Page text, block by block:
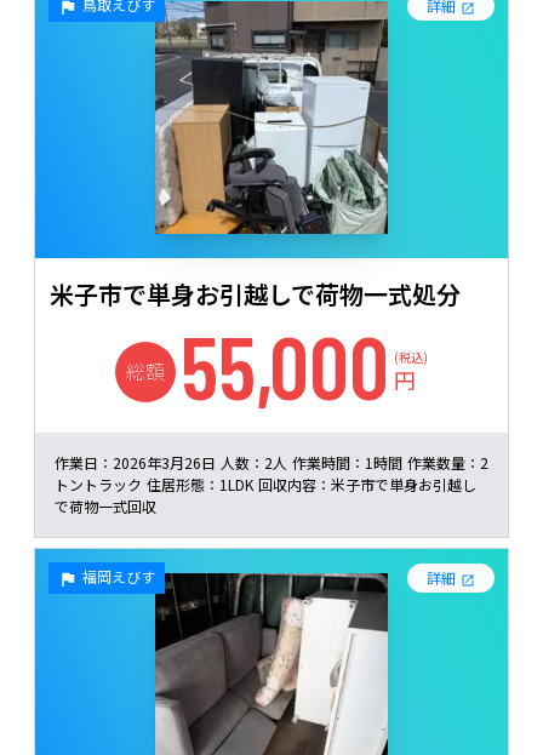
鳥取えびす 詳細
米子市で単身お引越しで荷物一式処分
総額 55,000 (税込)
円
作業日： 2026年3月26日 人数： 2人 作業時間： 1時間 作業数量： 2
トントラック 住居形態： 1LDK 回収内容： 米子市で単身お引越し
で荷物一式回収
福岡えびす 詳細